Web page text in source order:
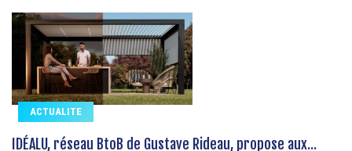
ACTUALITE
IDÉALU, réseau BtoB de Gustave Rideau, propose aux...